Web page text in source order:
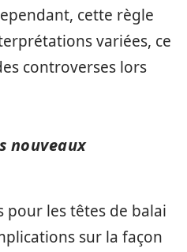
cette règle
variées, ce
controverses lors
nouveaux
pour les têtes de balai
sur la façon